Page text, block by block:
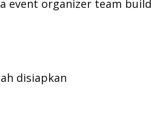
event organizer team
disiapkan